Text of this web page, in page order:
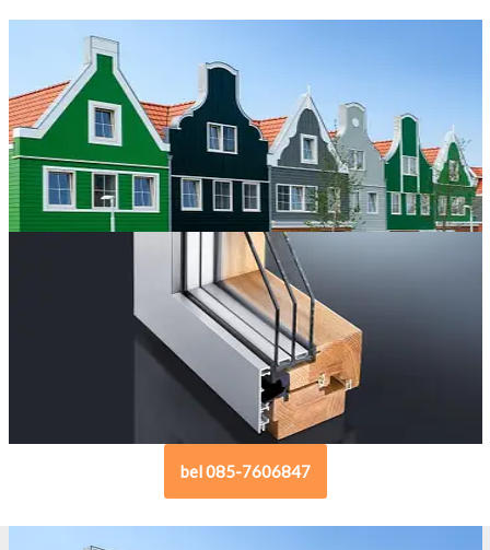
bel 085-7606847